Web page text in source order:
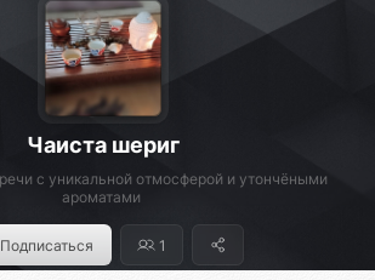
Чаиста шериг
с уникальной отмосферой и утончёными
ароматами
Подписаться 1